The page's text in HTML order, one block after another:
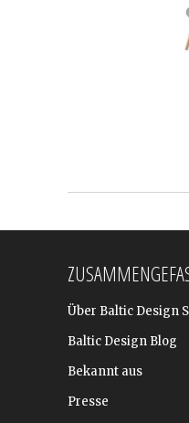
Über Baltic Design
Baltic Design Blog
Bekannt aus
Presse